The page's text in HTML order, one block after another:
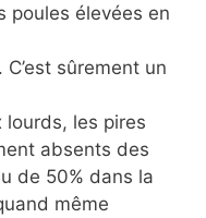
poules élevées en
sûrement un
les pires
absents des
de 50% dans la
même